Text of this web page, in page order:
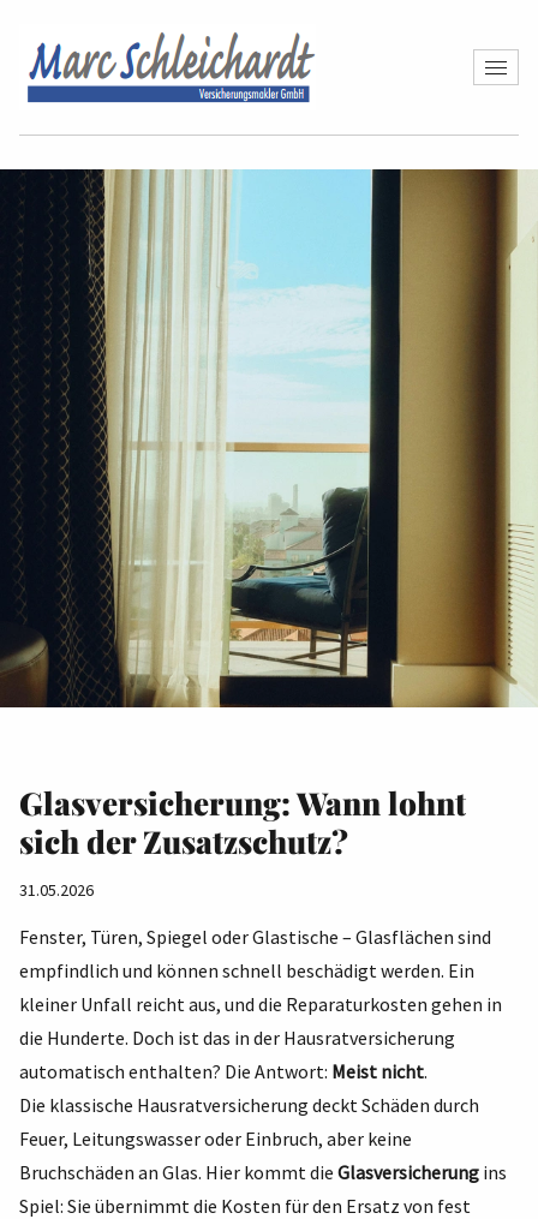
Glasversicherung: Wann lohnt
sich der Zusatzschutz?
31.05.2026
Fenster, Türen, Spiegel oder Glastische – Glasflächen sind
empfindlich und können schnell beschädigt werden. Ein
kleiner Unfall reicht aus, und die Reparaturkosten gehen in
die Hunderte. Doch ist das in der Hausratversicherung
automatisch enthalten? Die Antwort: Meist nicht.
Die klassische Hausratversicherung deckt Schäden durch
Feuer, Leitungswasser oder Einbruch, aber keine
Bruchschäden an Glas. Hier kommt die Glasversicherung ins
Spiel: Sie übernimmt die Kosten für den Ersatz von fest